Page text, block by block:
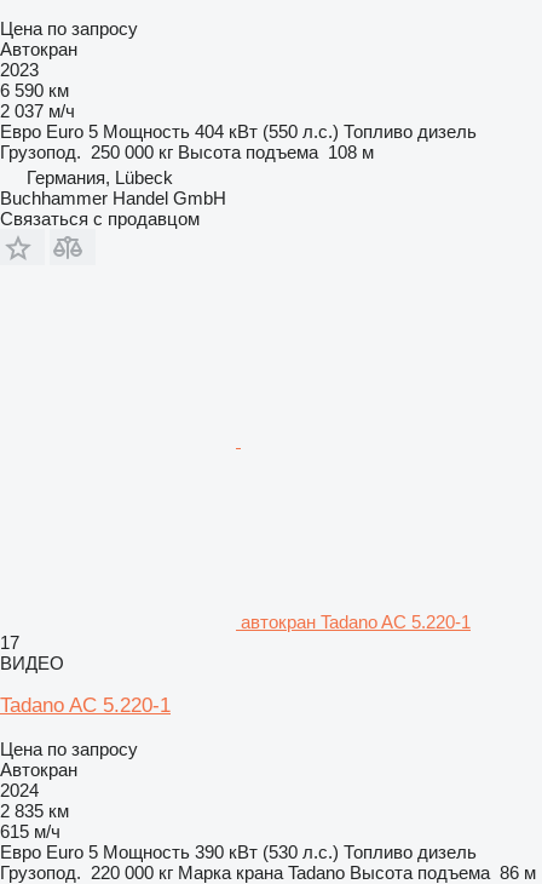
Цена по запросу
Автокран
2023
6 590 км
2 037 м/ч
Евро Euro 5 Мощность 404 кВт (550 л.с.) Топливо дизель
Грузопод. 250 000 кг Высота подъема 108 м
Германия, Lübeck
Buchhammer Handel GmbH
Связаться с продавцом
автокран Tadano AC 5.220-1
17
ВИДЕО
Tadano AC 5.220-1
Цена по запросу
Автокран
2024
2 835 км
615 м/ч
Евро Euro 5 Мощность 390 кВт (530 л.с.) Топливо дизель
Грузопод. 220 000 кг Марка крана Tadano Высота подъема 86 м